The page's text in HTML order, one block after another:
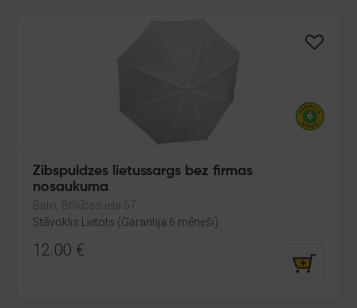
Zibspuldzes lietussargs bez firmas
nosaukuma
Balvi, Brīvības iela 57
Stāvoklis Lietots (Garantija 6 mēneši)
12.00 €